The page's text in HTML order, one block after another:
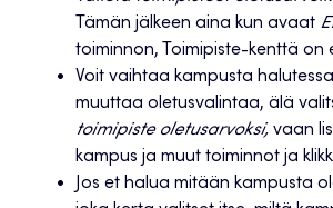
Tämän jälkeen aina kun avaat
toiminnon, Toimipiste-kenttä on
Voit vaihtaa kampusta
muuttaa oletusvalintaa, älä
toimipiste oletusarvoksi, vaan
kampus ja muut toiminnot ja
Jos et halua mitään kampusta